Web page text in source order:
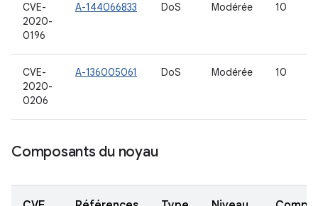
CVE-
2020-
0196
A-144066833 DoS Modérée 10
CVE-
2020-
0206
A-136005061 DoS Modérée 10
Composants du noyau